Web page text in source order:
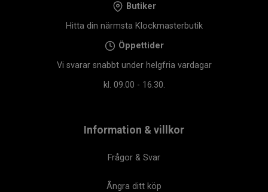
Butiker
Hitta din närmsta Klockmasterbutik
Öppettider
Vi svarar snabbt under helgfria vardagar
kl. 09.00 - 16.30.
Information & villkor
Frågor & Svar
Ångra ditt köp